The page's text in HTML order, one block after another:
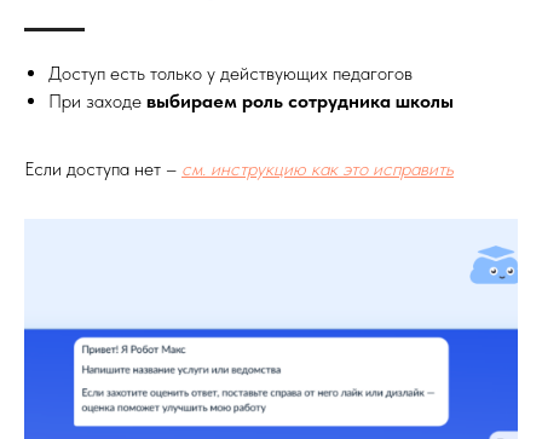
Доступ есть только у действующих педагогов
При заходе выбираем роль сотрудника школы
Если доступа нет – см. инструкцию как это исправить